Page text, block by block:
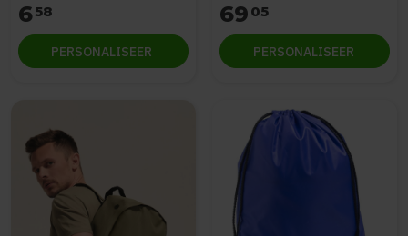
658
PERSONALISEER
69 05
PERSONALISEER